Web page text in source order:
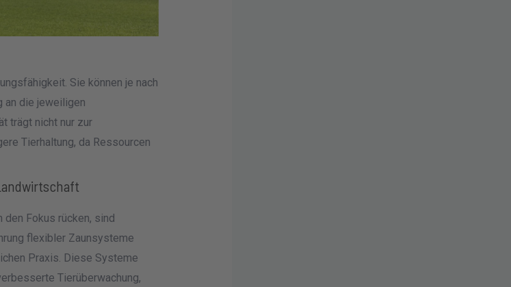
Sie können je nach
an die jeweiligen
trägt nicht nur zur
Tierhaltung, da Ressourcen
den Fokus rücken, sind
flexibler Zaunsysteme
Praxis. Diese Systeme
Tierüberwachung,